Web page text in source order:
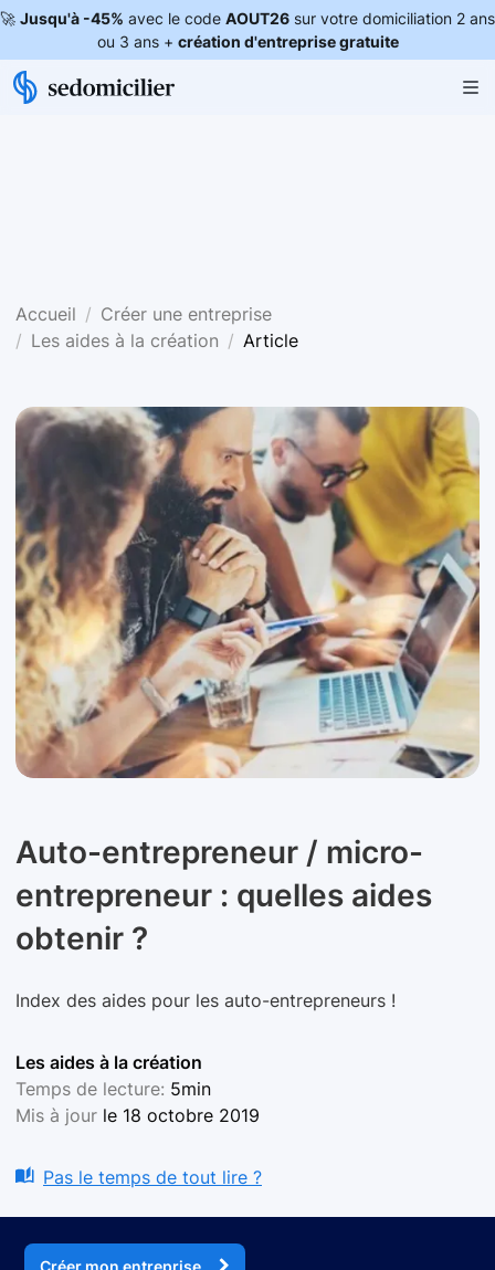
🚀 Jusqu'à -45% avec le code AOUT26 sur votre domiciliation 2 ans
ou 3 ans + création d'entreprise gratuite
Accueil
Créer une entreprise
Les aides à la création
Article
Auto-entrepreneur / micro-
entrepreneur : quelles aides
obtenir ?
Index des aides pour les auto-entrepreneurs !
Les aides à la création
Temps de lecture: 5min
Mis à jour le 18 octobre 2019
Pas le temps de tout lire ?
Créer mon entreprise